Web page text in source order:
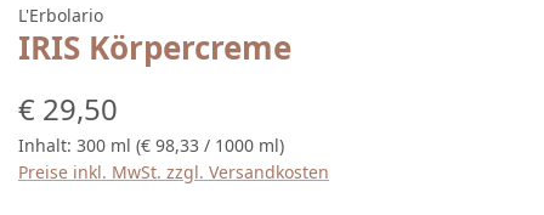
L'Erbolario
IRIS Körpercreme
Regulärer Preis:
€ 29,50
Inhalt: 300 ml (€ 98,33 / 1000 ml)
Preise inkl. MwSt. zzgl. Versandkosten